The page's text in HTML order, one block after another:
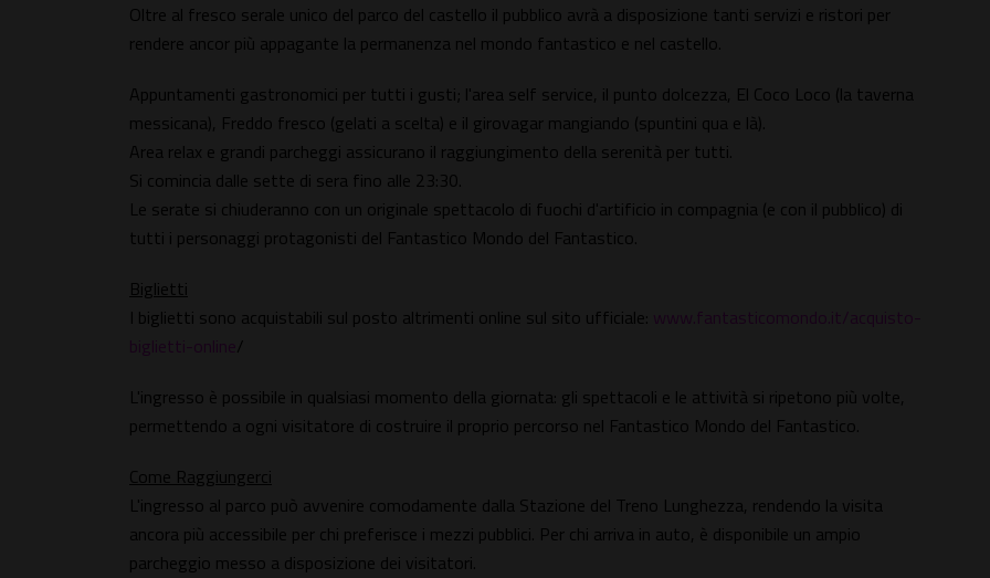
Oltre al fresco serale unico del parco del castello il pubblico avrà a disposizione tanti servizi e ristori per
rendere ancor più appagante la permanenza nel mondo fantastico e nel castello.
Appuntamenti gastronomici per tutti i gusti; l'area self service, il punto dolcezza, El Coco Loco (la taverna
messicana), Freddo fresco (gelati a scelta) e il girovagar mangiando (spuntini qua e là).
Area relax e grandi parcheggi assicurano il raggiungimento della serenità per tutti.
Si comincia dalle sette di sera fino alle 23:30.
Le serate si chiuderanno con un originale spettacolo di fuochi d'artificio in compagnia (e con il pubblico) di
tutti i personaggi protagonisti del Fantastico Mondo del Fantastico.
Biglietti
I biglietti sono acquistabili sul posto altrimenti online sul sito ufficiale: www.fantasticomondo.it/acquisto-
biglietti-online/
L'ingresso è possibile in qualsiasi momento della giornata: gli spettacoli e le attività si ripetono più volte,
permettendo a ogni visitatore di costruire il proprio percorso nel Fantastico Mondo del Fantastico.
Come Raggiungerci
L'ingresso al parco può avvenire comodamente dalla Stazione del Treno Lunghezza, rendendo la visita
ancora più accessibile per chi preferisce i mezzi pubblici. Per chi arriva in auto, è disponibile un ampio
parcheggio messo a disposizione dei visitatori.